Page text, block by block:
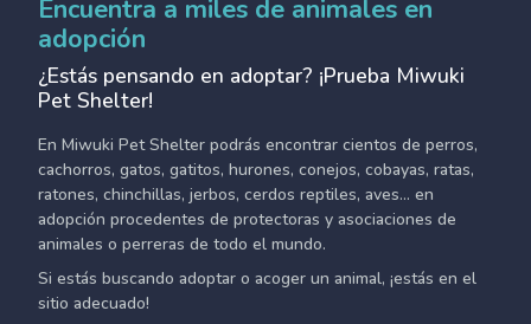
Encuentra a miles de animales en
adopción
¿Estás pensando en adoptar? ¡Prueba Miwuki
Pet Shelter!
En Miwuki Pet Shelter podrás encontrar cientos de perros,
cachorros, gatos, gatitos, hurones, conejos, cobayas, ratas,
ratones, chinchillas, jerbos, cerdos reptiles, aves... en
adopción procedentes de protectoras y asociaciones de
animales o perreras de todo el mundo.
Si estás buscando adoptar o acoger un animal, ¡estás en el
sitio adecuado!